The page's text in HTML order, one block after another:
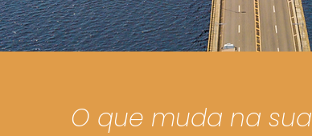
O que muda na sua